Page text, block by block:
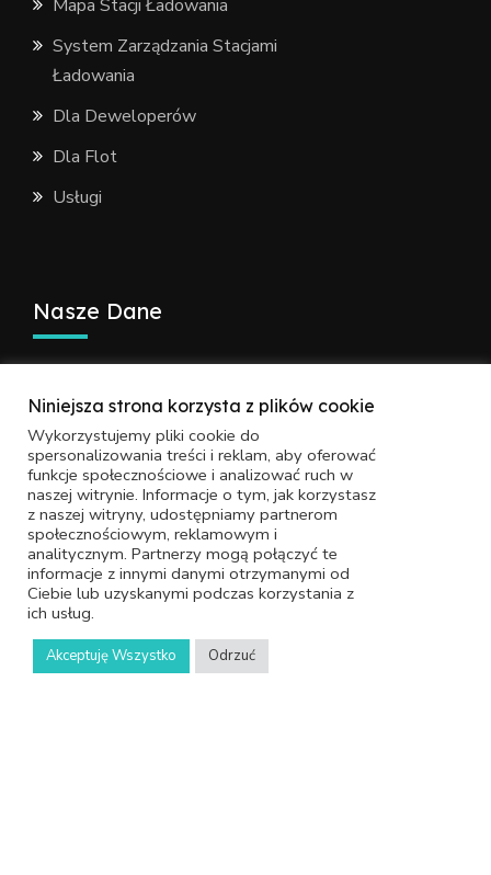
Mapa Stacji Ładowania
System Zarządzania Stacjami
Dla Deweloperów
Usługi
Nasze Dane
Stacjeladowania.com Sp. z o.o.
NIP: 9291981555
ul. Nowy Kisielin – Rozwojowa 10A
66-002 Zielona Góra
Jeżeli potrzebujesz pomocy nie wahaj się do nas
zadzwonić:.
+48 604 687 041
Niniejsza strona korzysta z plików cookie
Wykorzystujemy pliki cookie do
spersonalizowania treści i reklam, aby oferować
funkcje społecznościowe i analizować ruch w
naszej witrynie. Informacje o tym, jak korzystasz
z naszej witryny, udostępniamy partnerom
społecznościowym, reklamowym i
analitycznym. Partnerzy mogą połączyć te
informacje z innymi danymi otrzymanymi od
Ciebie lub uzyskanymi podczas korzystania z
ich usług.
Akceptuję Wszystko Odrzuć